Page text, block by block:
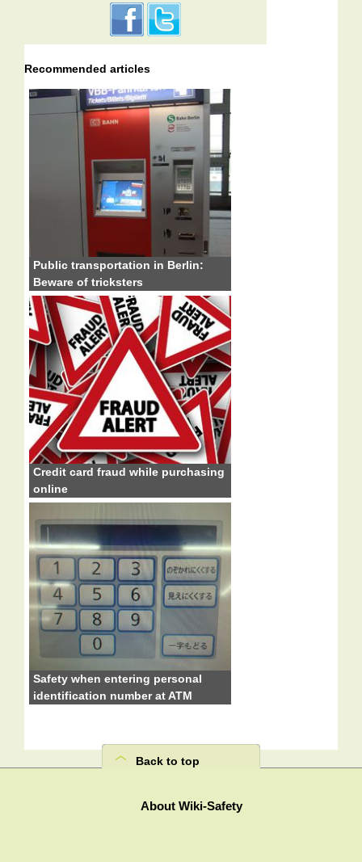
Recommended articles
Public transportation in Berlin:
Beware of tricksters
Credit card fraud while purchasing
online
Safety when entering personal
identification number at ATM
Back to top
About Wiki-Safety